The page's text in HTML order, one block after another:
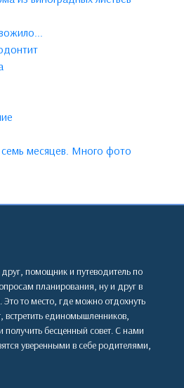
семь месяцев. Много фото
друг, помощник и путеводитель по
планирования, ну и друг в
Это то место, где можно отдохнуть
встретить единомышленников,
бесценный совет. С нами
уверенными в себе родителями,